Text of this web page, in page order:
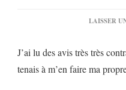
LAISSER
J’ai lu des avis très très
tenais à m’en faire ma